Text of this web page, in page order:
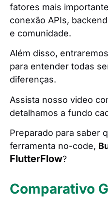
fatores mais
conexão APIs,
e comunidade.
Além disso,
para entender todas
diferenças.
Assista nosso video
detalhamos a fundo
Preparado para saber
ferramenta no-code,
FlutterFlow?
Comparativo